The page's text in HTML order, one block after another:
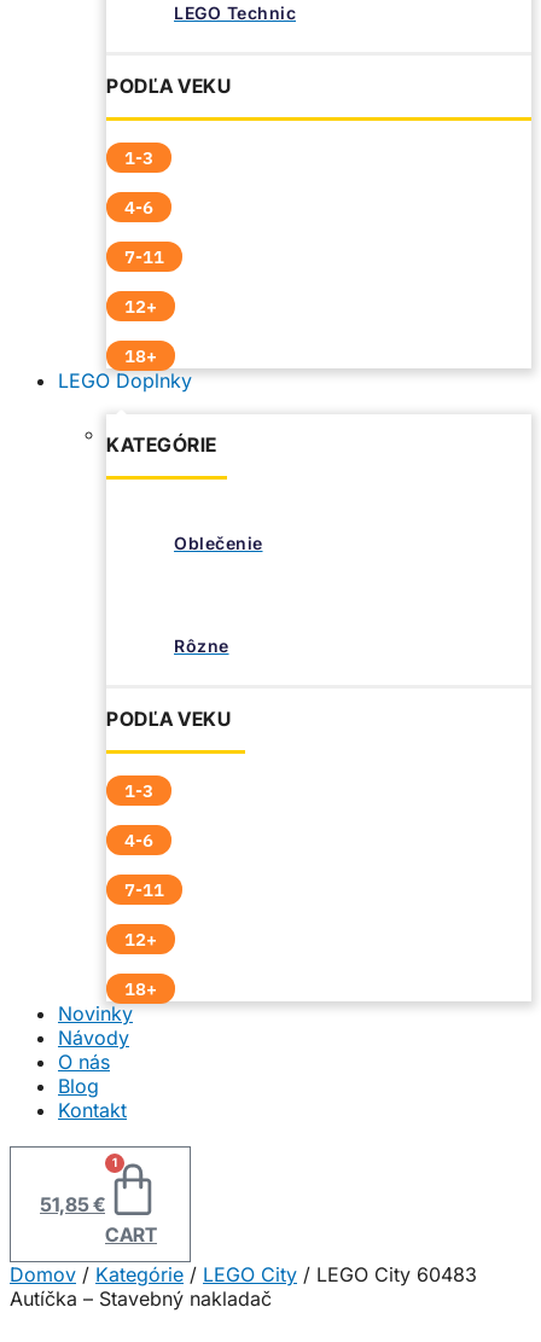
LEGO Technic
PODĽA VEKU
1-3
4-6
7-11
12+
18+
LEGO Doplnky
KATEGÓRIE
Oblečenie
Rôzne
PODĽA VEKU
1-3
4-6
7-11
12+
18+
Novinky
Návody
O nás
Blog
Kontakt
51,85€
1
CART
Domov / Kategórie / LEGO City / LEGO City 60483
Autíčka – Stavebný nakladač